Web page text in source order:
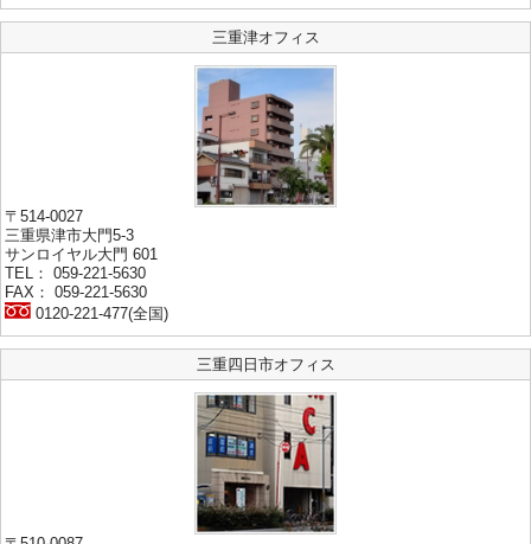
三重津オフィス
〒514-0027
三重県津市大門5-3
サンロイヤル大門 601
TEL： 059-221-5630
FAX： 059-221-5630
0120-221-477(全国)
三重四日市オフィス